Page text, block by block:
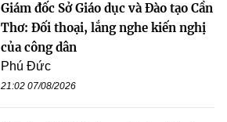
Giám đốc Sở Giáo dục và Đào tạo Cần
Thơ: Đối thoại, lắng nghe kiến nghị
của công dân
Phú Đức
21:02 07/08/2026